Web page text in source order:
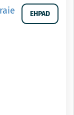
EHPAD